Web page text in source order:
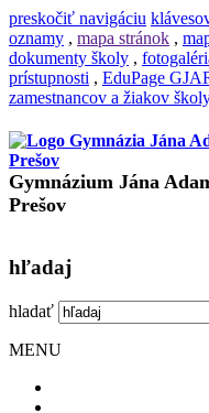
preskočiť navigáciu
oznamy , mapa stránok ,
dokumenty školy ,
prístupnosti , EduPage
zamestnancov a žiakov
Gymnázium Jána
Prešov
hľadaj
hladať
MENU